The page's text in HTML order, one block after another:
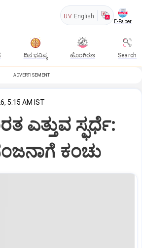
UV English
E-Paper
ದಿನ ಭವಿಷ್ಯ ಹೊಂಗಿರಣ Search
ADVERTISEMENT
5:15 AM IST
ಎತ್ತುವ ಸ್ಫರ್ಧೆ:
ಕಂಚು